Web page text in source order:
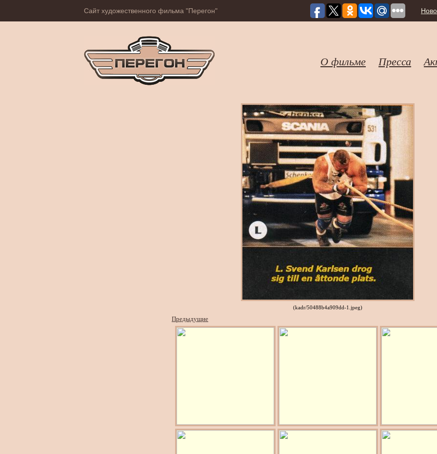
Сайт художественного фильма "Перегон"
О фильме Пресса
(kadr/50488b4a909dd-1.jpeg)
Предыдущие